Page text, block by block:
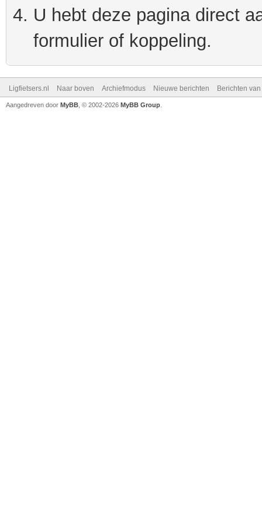
U hebt deze pagina direct
formulier of koppeling.
Ligfietsers.nl Naar boven Archiefmodus Nieuwe berichten Berichten
Aangedreven door MyBB , © 2002-2026 MyBB Group